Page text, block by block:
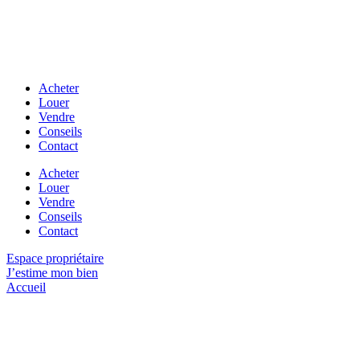
Acheter
Louer
Vendre
Conseils
Contact
Acheter
Louer
Vendre
Conseils
Contact
Espace propriétaire
J’estime mon bien
Accueil